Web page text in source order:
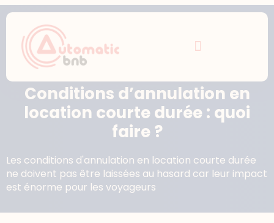
Conditions d’annulation en
location courte durée : quoi
faire ?
Les conditions d'annulation en location courte durée
ne doivent pas être laissées au hasard car leur impact
est énorme pour les voyageurs